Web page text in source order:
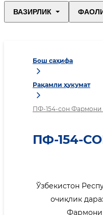
ВАЗИРЛИК
Бош саҳифа
Рақамли ҳукумат
ПФ-154-сон Фармони
ПФ-154-
Ўзбекистон
очиқлик
Фармони